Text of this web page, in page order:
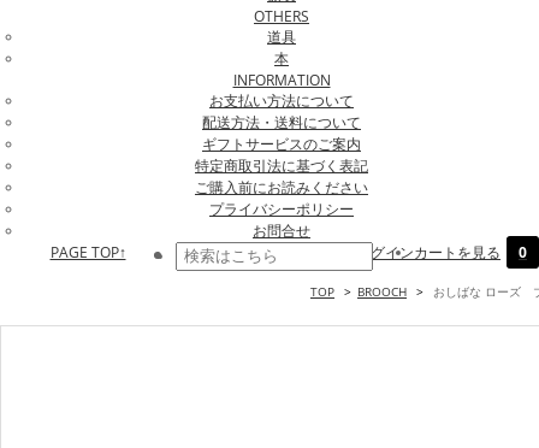
OTHERS
道具
本
INFORMATION
お支払い方法について
配送方法・送料について
ギフトサービスのご案内
特定商取引法に基づく表記
ご購入前にお読みください
プライバシーポリシー
お問合せ
カートを見る
0
ログイン
TOP > BROOCH > おしばな ローズ
PAGE TOP↑